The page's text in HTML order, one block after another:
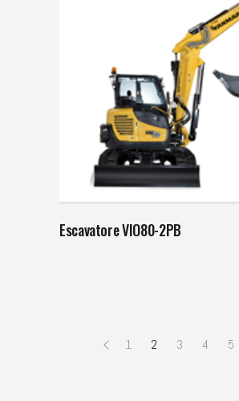
Escavatore VIO80-2PB
1 2 3 4 5